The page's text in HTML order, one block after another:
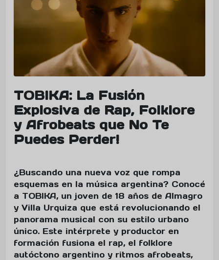
TOBIKA: La Fusión
Explosiva de Rap, Folklore
y Afrobeats que No Te
Puedes Perder!
¿Buscando una nueva voz que rompa
esquemas en la música argentina? Conocé
a TOBIKA, un joven de 18 años de Almagro
y Villa Urquiza que está revolucionando el
panorama musical con su estilo urbano
único. Este intérprete y productor en
formación fusiona el rap, el folklore
autóctono argentino y ritmos afrobeats,